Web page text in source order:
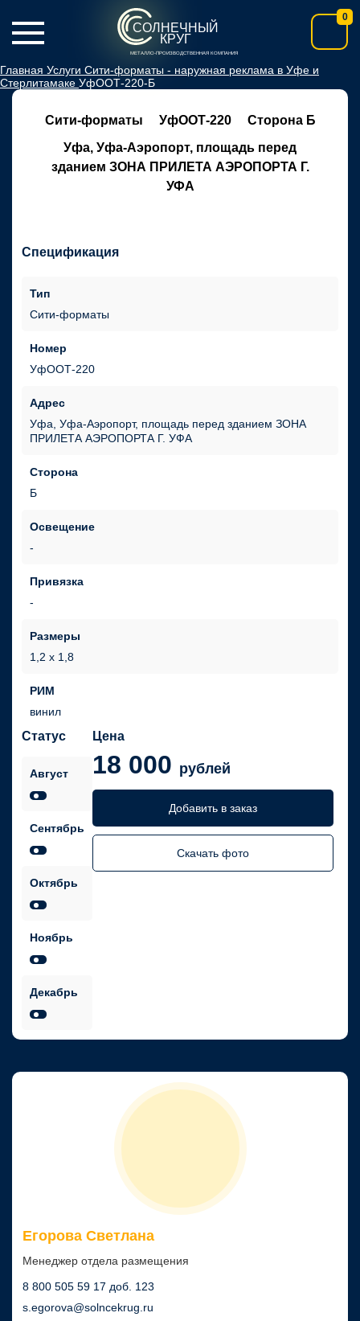
СОЛНЕЧНЫЙ
КРУГ
МЕТАЛЛО-ПРОИЗВОДСТВЕННАЯ КОМПАНИЯ
0
Главная Услуги Сити-форматы - наружная реклама в Уфе и
Стерлитамаке УфООТ-220-Б
Сити-форматы УфООТ-220
Сторона Б
Уфа, Уфа-Аэропорт, площадь перед
зданием ЗОНА ПРИЛЕТА АЭРОПОРТА Г.
УФА
Спецификация
Тип
Сити-форматы
Номер
УфООТ-220
Адрес
Уфа, Уфа-Аэропорт, площадь перед зданием ЗОНА
ПРИЛЕТА АЭРОПОРТА Г. УФА
Сторона
Б
Освещение
Привязка
Размеры
1,2 х 1,8
РИМ
винил
Статус
Август
Сентябрь
Октябрь
Ноябрь
Декабрь
Цена
18 000 рублей
Добавить в заказ
Скачать фото
Егорова Светлана
Менеджер отдела размещения
8 800 505 59 17 доб. 123
s.egorova@solncekrug.ru